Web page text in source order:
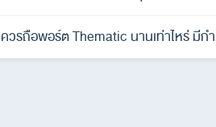
ควรถือพอร์ต Thematic นานเท่าไหร่ มีก